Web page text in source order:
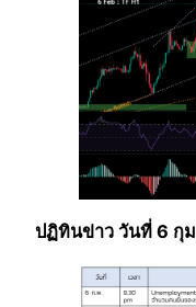
ปฏิทินข่าว วันที่ 6 กุ